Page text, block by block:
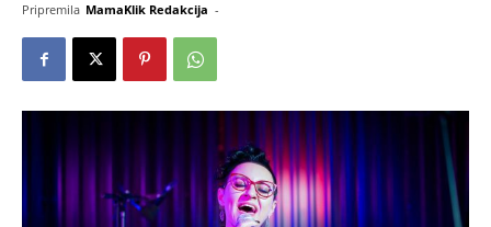
Pripremila MamaKlik Redakcija -